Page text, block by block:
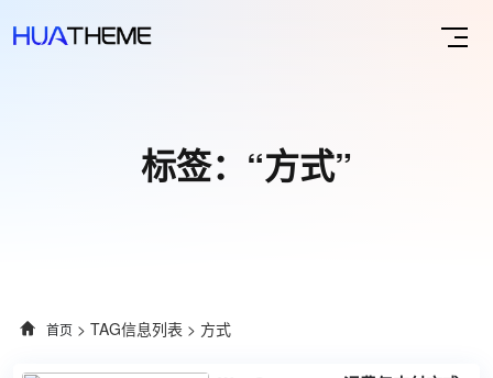
标签：“方式”
首页 > TAG信息列表 > 方式